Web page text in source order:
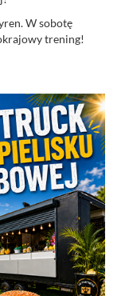
W sobotę
trening!